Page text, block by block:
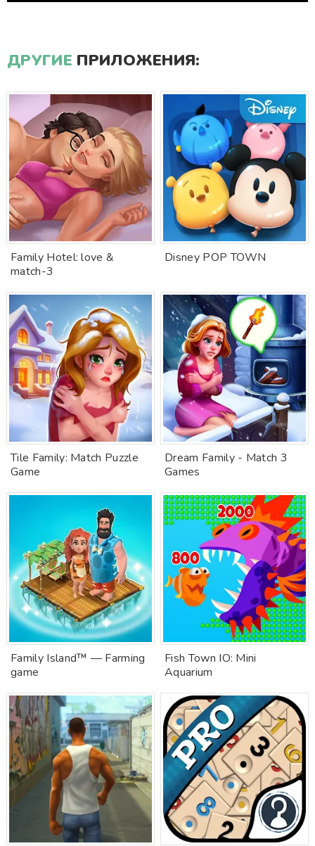
ДРУГИЕ ПРИЛОЖЕНИЯ:
Family Hotel: love &
match-3
Disney POP TOWN
Tile Family: Match Puzzle
Game
Dream Family - Match 3
Games
Family Island™ — Farming
game
Fish Town IO: Mini
Aquarium